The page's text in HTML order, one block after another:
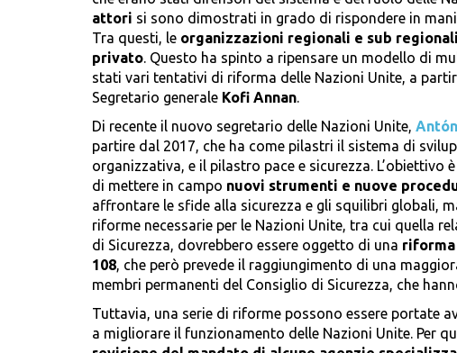
attori si sono dimostrati in grado di rispondere in
Tra questi, le organizzazioni regionali e sub regionali
privato. Questo ha spinto a ripensare un modello di
stati vari tentativi di riforma delle Nazioni Unite, a
Segretario generale Kofi Annan.
Di recente il nuovo segretario delle Nazioni Unite,
partire dal 2017, che ha come pilastri il sistema di
organizzativa, e il pilastro pace e sicurezza.
di mettere in campo nuovi strumenti e nuove
affrontare le sfide alla sicurezza e gli squilibri globali,
riforme necessarie per le Nazioni Unite, tra cui quella
di Sicurezza, dovrebbero essere oggetto di una riforma
108, che però prevede il raggiungimento di una
membri permanenti del Consiglio di Sicurezza, che
Tuttavia, una serie di riforme possono essere portate
a migliorare il funzionamento delle Nazioni Unite. Per